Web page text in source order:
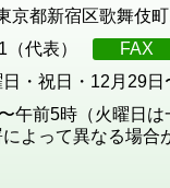
京都新宿区歌舞伎
代表） FAX
・祝日・12月29日
午前5時（火曜日は
よって異なる場合